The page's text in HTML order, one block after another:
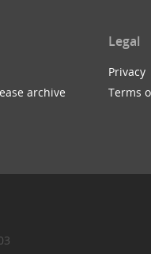
archive
Legal
Privacy
Terms